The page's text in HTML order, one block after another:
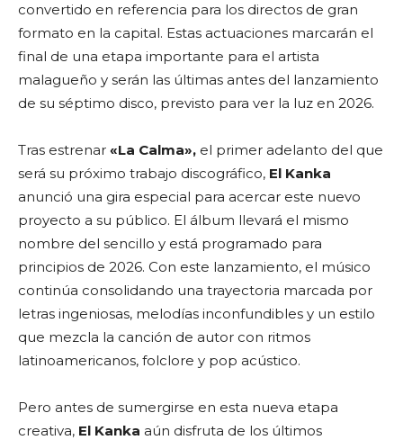
convertido en referencia para los directos de gran
formato en la capital. Estas actuaciones marcarán el
final de una etapa importante para el artista
malagueño y serán las últimas antes del lanzamiento
de su séptimo disco, previsto para ver la luz en 2026.
Tras estrenar «La Calma», el primer adelanto del que
será su próximo trabajo discográfico, El Kanka
anunció una gira especial para acercar este nuevo
proyecto a su público. El álbum llevará el mismo
nombre del sencillo y está programado para
principios de 2026. Con este lanzamiento, el músico
continúa consolidando una trayectoria marcada por
letras ingeniosas, melodías inconfundibles y un estilo
que mezcla la canción de autor con ritmos
latinoamericanos, folclore y pop acústico.
Pero antes de sumergirse en esta nueva etapa
creativa, El Kanka aún disfruta de los últimos